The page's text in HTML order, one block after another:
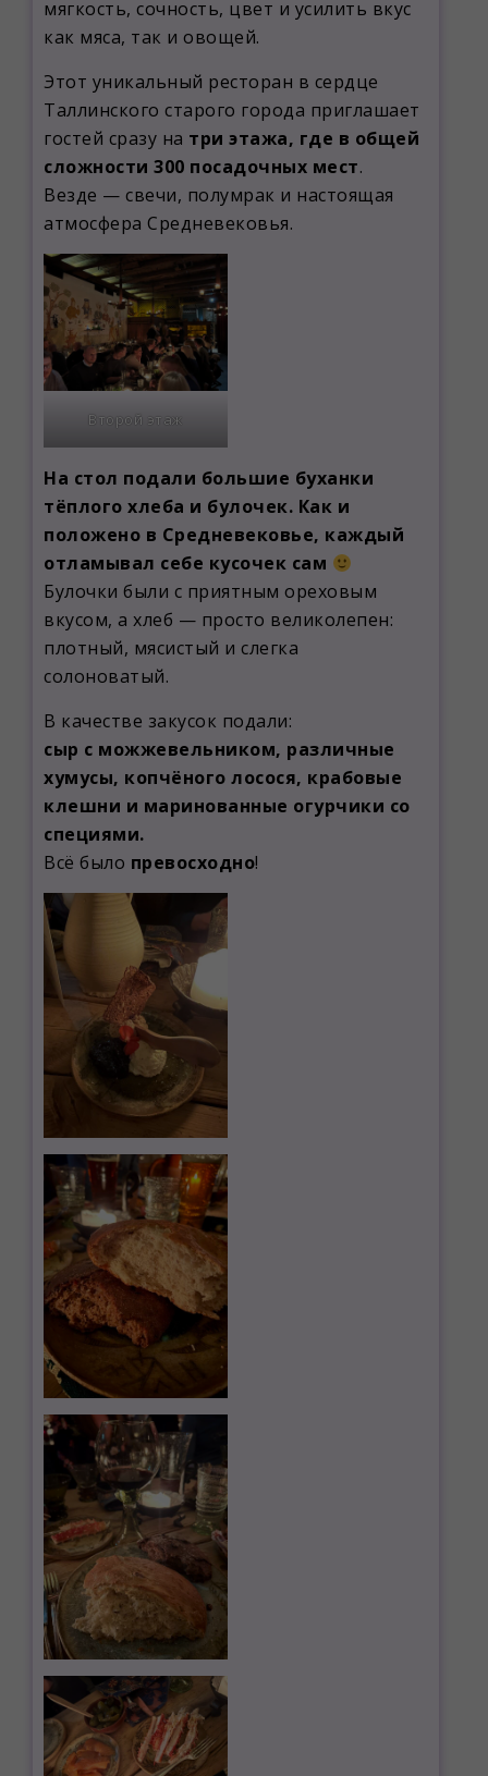
мягкость, сочность, цвет и усилить вкус
как мяса, так и овощей.
Этот уникальный ресторан в сердце
Таллинского старого города приглашает
гостей сразу на три этажа, где в общей
сложности 300 посадочных мест.
Везде — свечи, полумрак и настоящая
атмосфера Средневековья.
Второй этаж
На стол подали большие буханки
тёплого хлеба и булочек. Как и
положено в Средневековье, каждый
отламывал себе кусочек сам
Булочки были с приятным ореховым
вкусом, а хлеб — просто великолепен:
плотный, мясистый и слегка
солоноватый.
В качестве закусок подали:
сыр с можжевельником, различные
хумусы, копчёного лосося, крабовые
клешни и маринованные огурчики со
специями.
Всё было превосходно!